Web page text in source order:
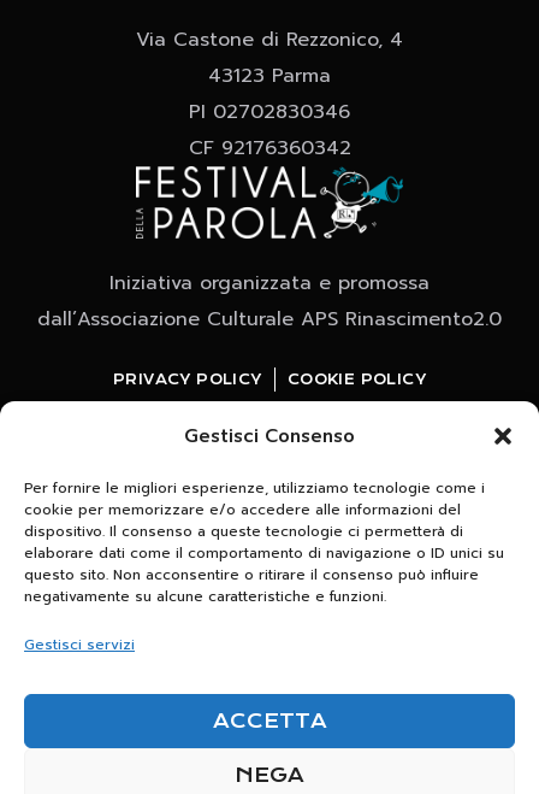
Gestisci Consenso
Per fornire le migliori esperienze, utilizziamo tecnologie come i
cookie per memorizzare e/o accedere alle informazioni del
dispositivo. Il consenso a queste tecnologie ci permetterà di
elaborare dati come il comportamento di navigazione o ID unici su
questo sito. Non acconsentire o ritirare il consenso può influire
negativamente su alcune caratteristiche e funzioni.
Gestisci servizi
ACCETTA
NEGA
Via Castone di Rezzonico, 4
43123 Parma
PI 02702830346
CF 92176360342
Iniziativa organizzata e promossa
dall’Associazione Culturale APS Rinascimento2.0
PRIVACY POLICY COOKIE POLICY
Whatsapp
Scrivici per maggiori informazioni relative agli
appuntamenti in programma
+39 320 7133650